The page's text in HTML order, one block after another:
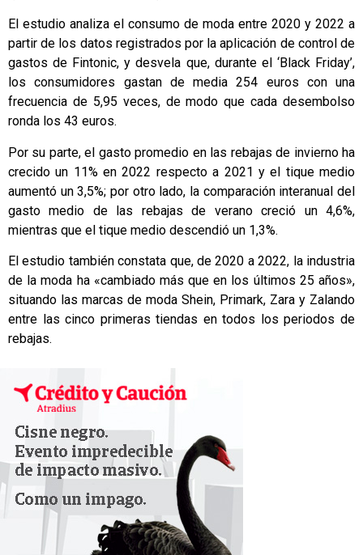
El estudio analiza el consumo de moda entre 2020 y 2022 a
partir de los datos registrados por la aplicación de control de
gastos de Fintonic, y desvela que, durante el ‘Black Friday’,
los consumidores gastan de media 254 euros con una
frecuencia de 5,95 veces, de modo que cada desembolso
ronda los 43 euros.
Por su parte, el gasto promedio en las rebajas de invierno ha
crecido un 11% en 2022 respecto a 2021 y el tique medio
aumentó un 3,5%; por otro lado, la comparación interanual del
gasto medio de las rebajas de verano creció un 4,6%,
mientras que el tique medio descendió un 1,3%.
El estudio también constata que, de 2020 a 2022, la industria
de la moda ha «cambiado más que en los últimos 25 años»,
situando las marcas de moda Shein, Primark, Zara y Zalando
entre las cinco primeras tiendas en todos los periodos de
rebajas.